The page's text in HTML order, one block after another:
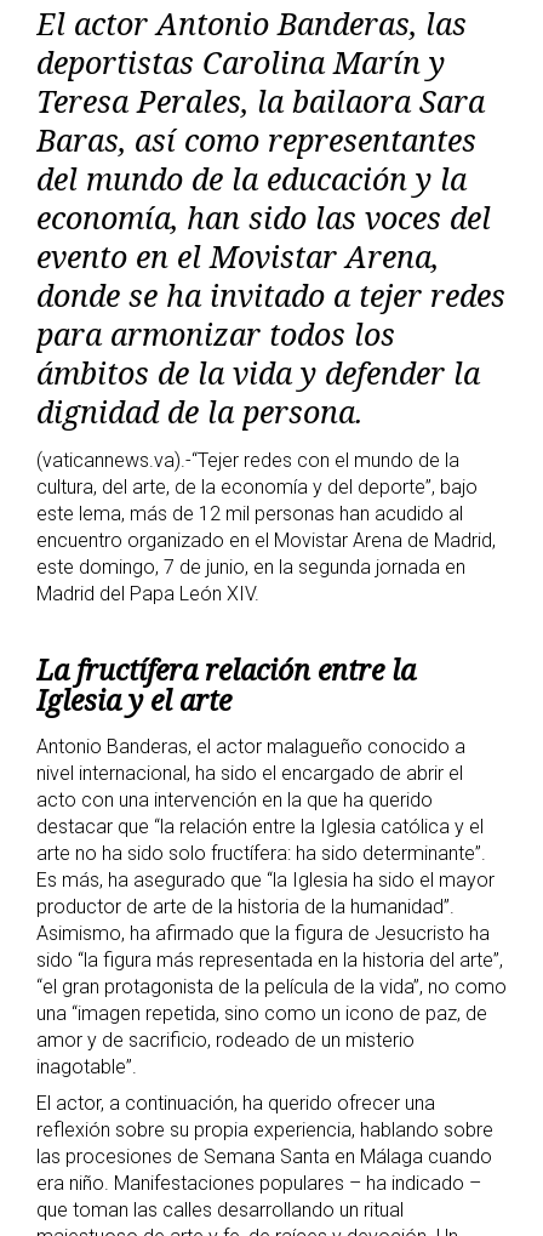
El actor Antonio Banderas, las
deportistas Carolina Marín y
Teresa Perales, la bailaora Sara
Baras, así como representantes
del mundo de la educación y la
economía, han sido las voces del
evento en el Movistar Arena,
donde se ha invitado a tejer redes
para armonizar todos los
ámbitos de la vida y defender la
dignidad de la persona.
(vaticannews.va).-“Tejer redes con el mundo de la
cultura, del arte, de la economía y del deporte”, bajo
este lema, más de 12 mil personas han acudido al
encuentro organizado en el Movistar Arena de Madrid,
este domingo, 7 de junio, en la segunda jornada en
Madrid del Papa León XIV.
La fructífera relación entre la
Iglesia y el arte
Antonio Banderas, el actor malagueño conocido a
nivel internacional, ha sido el encargado de abrir el
acto con una intervención en la que ha querido
destacar que “la relación entre la Iglesia católica y el
arte no ha sido solo fructífera: ha sido determinante”.
Es más, ha asegurado que “la Iglesia ha sido el mayor
productor de arte de la historia de la humanidad”.
Asimismo, ha afirmado que la figura de Jesucristo ha
sido “la figura más representada en la historia del arte”,
“el gran protagonista de la película de la vida”, no como
una “imagen repetida, sino como un icono de paz, de
amor y de sacrificio, rodeado de un misterio
inagotable”.
El actor, a continuación, ha querido ofrecer una
reflexión sobre su propia experiencia, hablando sobre
las procesiones de Semana Santa en Málaga cuando
era niño. Manifestaciones populares – ha indicado –
que toman las calles desarrollando un ritual